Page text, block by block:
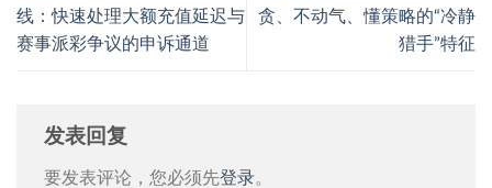
线：快速处理大额充值延迟与
赛事派彩争议的申诉通道
贪、不动气、懂策略的“冷静
猎手”特征
发表回复
要发表评论，您必须先登录。